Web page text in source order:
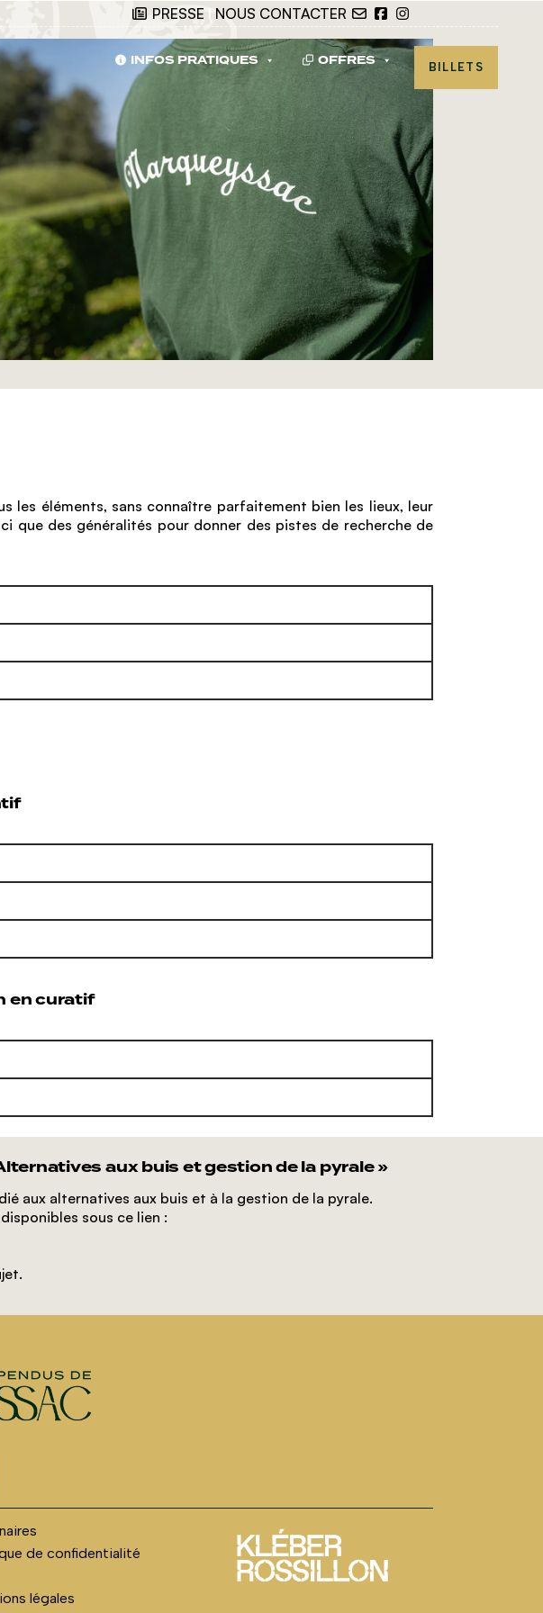
PRESSE I NOUS CONTACTER
INFOS PRATIQUES OFFRES BILLETS
les éléments, sans connaître parfaitement bien les lieux, leur
que des généralités pour donner des pistes de recherche de
en curatif
aux buis et gestion de la pyrale »
aux alternatives aux buis et à la gestion de la pyrale.
sous ce lien :
de confidentialité
légales